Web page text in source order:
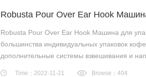
Robusta Pour Over Ear Hook
Robusta Pour Over Ear Hook Машина для
большинства индивидуальных упаковок
дополнительные системы взвешивания и
Time：2022-11-21 Browse：404